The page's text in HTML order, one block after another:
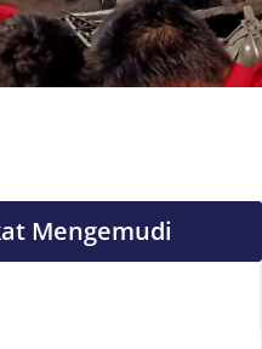
Mengemudi